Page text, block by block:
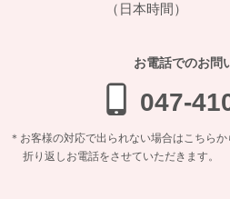
（日本時間）
お電話でのお問
047-
＊お客様の対応で出られない場合はこちらか
折り返しお電話をさせていただきます。